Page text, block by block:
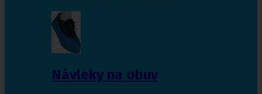
Návleky na obuv